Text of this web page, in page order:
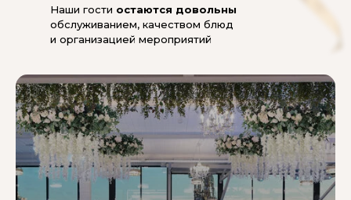
Наши гости остаются довольны
обслуживанием, качеством блюд
и организацией мероприятий